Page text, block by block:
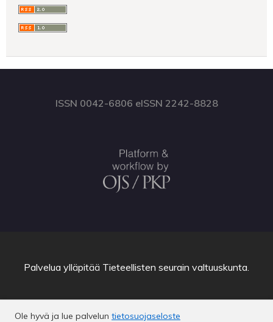
ISSN 0042-6806 eISSN 2242-8828
Ole hyvä ja lue palvelun tietosuojaseloste
Palvelua ylläpitää Tieteellisten seurain valtuuskunta.